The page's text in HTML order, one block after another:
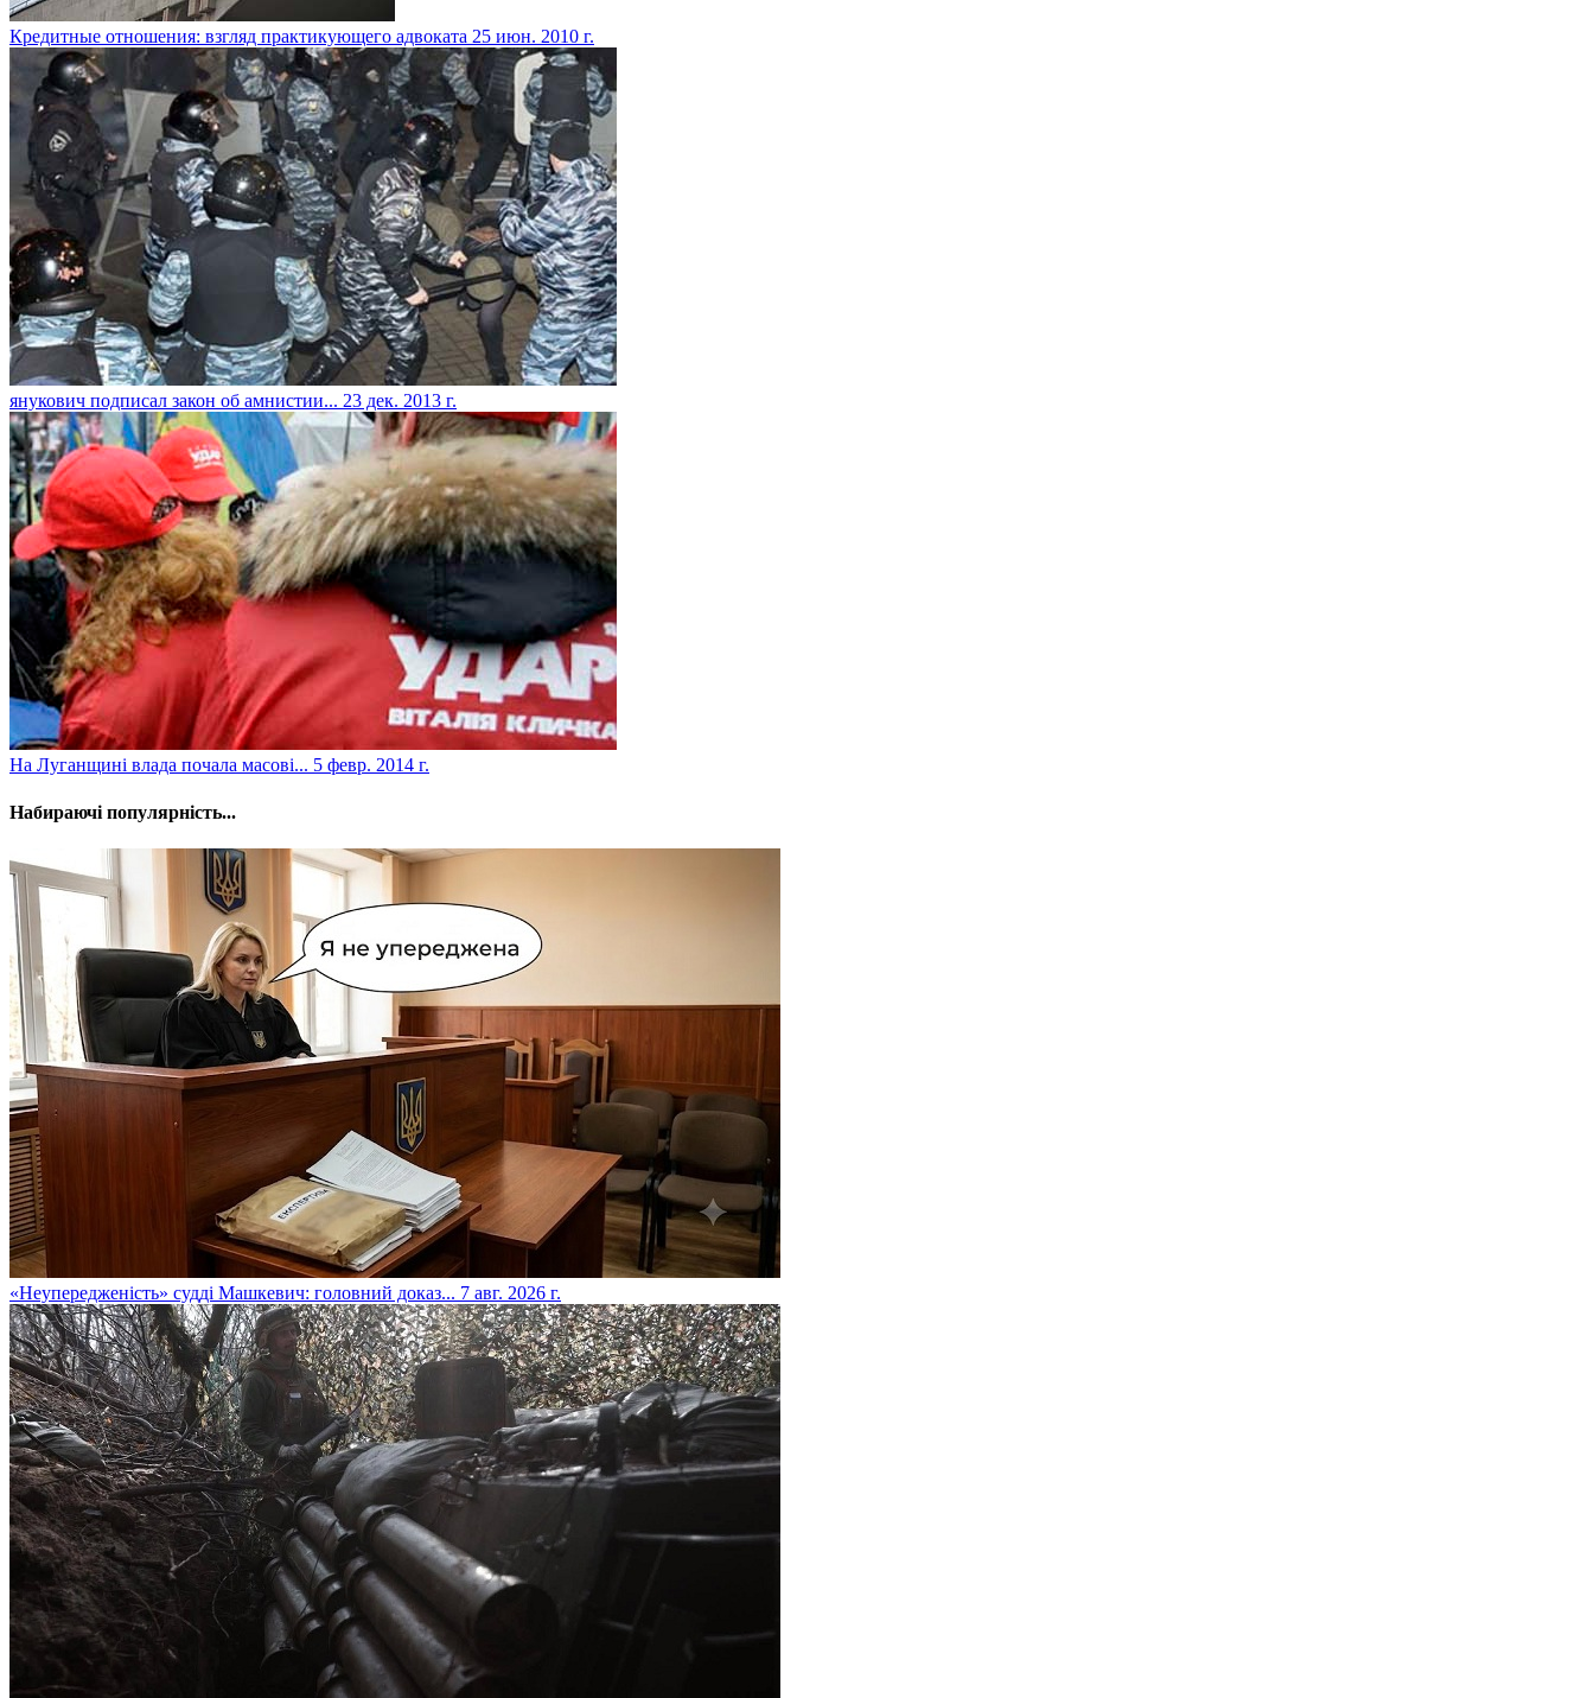
Кредитные отношения: взгляд практикующего адвоката 25 июн. 2010 г.
янукович подписал закон об амнистии... 23 дек. 2013 г.
На Луганщині влада почала масові... 5 февр. 2014 г.
Набираючі популярність...
​«Неупередженість» судді Машкевич: головний доказ... 7 авг. 2026 г.